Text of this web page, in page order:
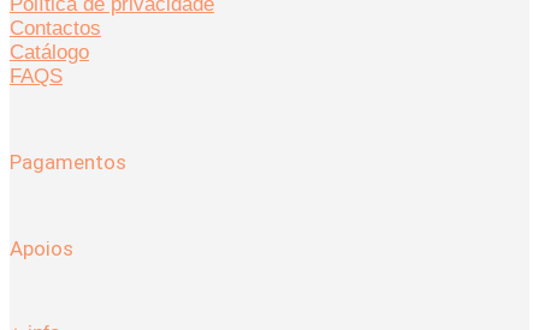
Contactos
Catálogo
FAQS
Pagamentos
Apoios